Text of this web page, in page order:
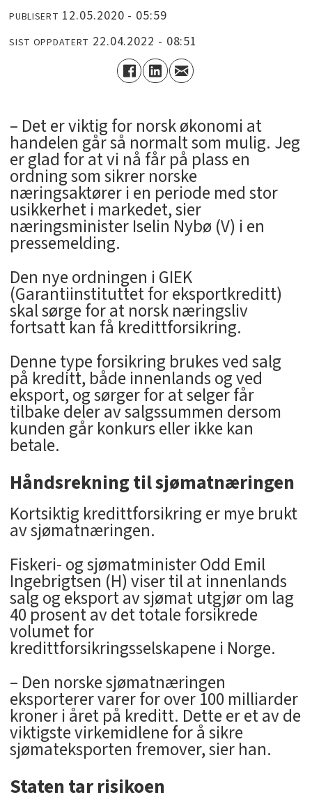
PUBLISERT 12.05.2020 - 05:59
SIST OPPDATERT 22.04.2022 - 08:51
– Det er viktig for norsk økonomi at
handelen går så normalt som mulig. Jeg
er glad for at vi nå får på plass en
ordning som sikrer norske
næringsaktører i en periode med stor
usikkerhet i markedet, sier
næringsminister Iselin Nybø (V) i en
pressemelding.
Den nye ordningen i GIEK
(Garantiinstituttet for eksportkreditt)
skal sørge for at norsk næringsliv
fortsatt kan få kredittforsikring.
Denne type forsikring brukes ved salg
på kreditt, både innenlands og ved
eksport, og sørger for at selger får
tilbake deler av salgssummen dersom
kunden går konkurs eller ikke kan
betale.
Håndsrekning til sjømatnæringen
Kortsiktig kredittforsikring er mye brukt
av sjømatnæringen.
Fiskeri- og sjømatminister Odd Emil
Ingebrigtsen (H) viser til at innenlands
salg og eksport av sjømat utgjør om lag
40 prosent av det totale forsikrede
volumet for
kredittforsikringsselskapene i Norge.
– Den norske sjømatnæringen
eksporterer varer for over 100 milliarder
kroner i året på kreditt. Dette er et av de
viktigste virkemidlene for å sikre
sjømateksporten fremover, sier han.
Staten tar risikoen